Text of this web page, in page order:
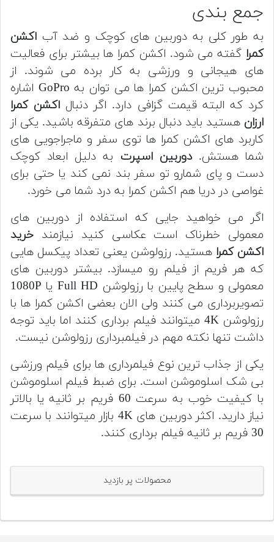
جمع بندی
به طور کلی به دوربین های کوچک و ضد آب اکشن
کمرا گفته می شود. اکشن کمرا ها بیشتر برای فعالیت
های هیجانی و ورزشی به کار برده می شوند. از
محبوب ترین اکشن کمرا ها می توان به GoPro اشاره
کرد که البته قیمت گزافی دارد. اگر دنبال اکشن کمرا
ارزان هستید باید دنبال برند های متفرقه باشید. یکی از
کاربرد های اکشن کمرا ها توی سفر و ماجراجویی های
شما هستش. دوربین اسپرت به دلیل ابعاد کوچک
دست و پای شمارو تو سفر بند نمی کند یا حتی برای
غواصی در دریا هم اکشن کمرا به درد شما می خورد.
اگر می خواهید جایی که استفاده از دوربین های
معمولی خطرناک است عکاسی کنید نیازمند خرید
اکشن کمرا هستید. رزولوشن یعنی تعداد پیکسل هایی
که هر فریم از فیلم رو میسازد. بیشتر دوربین های
معمولی و سطح پایین با رزولوشن Full HD یا 1080P
تصویربرداری می کنند ولی الان بعضی اکشن کمرا ها با
رزولوشن 4K میتوانند فیلم برداری کنند
اما باید توجه
داشت تنها نکته مهم در فیلمبرداری رزولوشن نیست.
یکی از جذاب ترین نوع فیلمرداری ها برای فیلم ورزشی
بی شک اسلوموشن است. برای ضبط فیلم اسلوموشن
با کیفیت خوب به سرعت 60 فریم بر ثانیه یا بالاتر
نیاز دارید.
اکثر دوربین های 4K بازار میتوانند با سرعت
30 فریم بر ثانیه فیلم برداری کنند.
محصولات پر بازدید